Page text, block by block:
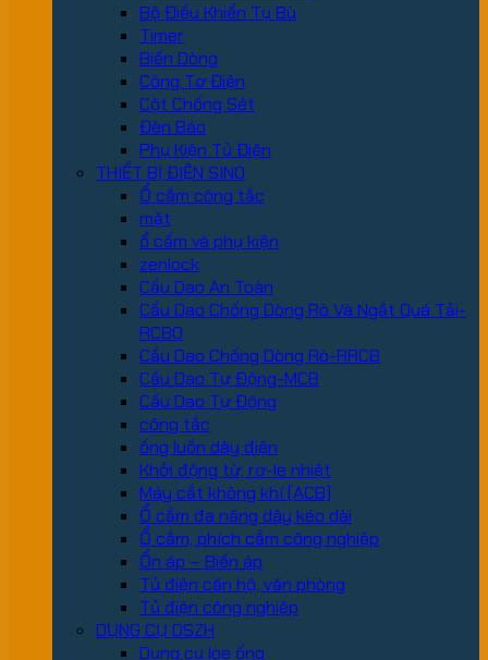
Bộ Điều Khiển Tụ Bù
Timer
Biến Dòng
Công Tơ Điện
Cột Chống Sét
Đèn Báo
Phụ Kiện Tủ Điện
THIẾT BỊ ĐIỆN SINO
Ổ cắm công tắc
mặt
ổ cấm và phụ kiện
zenlock
Cầu Dao An Toàn
Cầu Dao Chống Dòng Rò Và Ngắt Quá Tải-
RCBO
Cầu Dao Chống Dòng Rò-RRCB
Cầu Dao Tự Động-MCB
Cầu Dao Tự Động
công tắc
ống luồn dây điện
Khởi động từ, rơ-le nhiệt
Máy cắt không khí (ACB)
Ổ cắm đa năng dây kéo dài
Ổ cắm, phích cắm công nghiệp
Ổn áp – Biến áp
Tủ điện căn hộ, văn phòng
Tủ điện công nghiệp
DỤNG CỤ DSZH
Dụng cụ loe ống